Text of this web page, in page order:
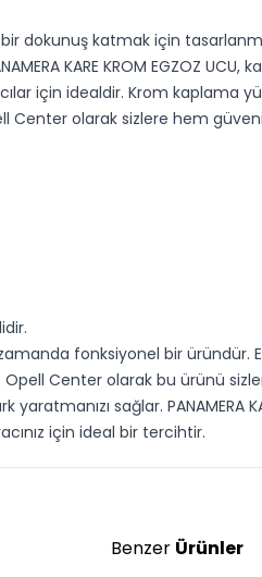
bir dokunuş katmak için
KARE KROM EGZOZ
için idealdir. Krom kaplama
Center olarak sizlere hem
zamanda fonksiyonel bir
Opell Center olarak bu ürünü
sağlar. PANAMERA
için ideal bir tercihtir.
Benzer Ürünler